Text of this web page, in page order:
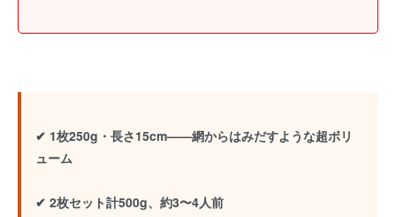
✔ 1枚250g・長さ15cm——網からはみだすような超ボリ
ューム
✔ 2枚セット計500g、約3〜4人前